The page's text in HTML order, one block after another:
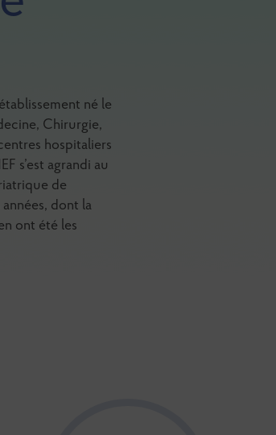
né le
Chirurgie,
hospitaliers
s’est agrandi au
de
dont la
ont été les